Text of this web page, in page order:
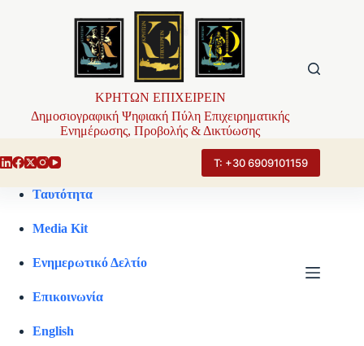
ΚΡΗΤΩΝ ΕΠΙΧΕΙΡΕΙΝ
Δημοσιογραφική Ψηφιακή Πύλη Επιχειρηματικής
Ενημέρωσης, Προβολής & Δικτύωσης
Τ: +30 6909101159
Ταυτότητα
Media Kit
Ενημερωτικό Δελτίο
Επικοινωνία
English